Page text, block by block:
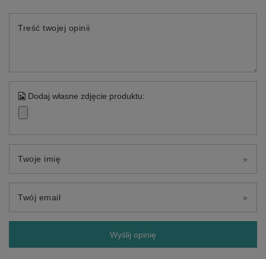
Treść twojej opinii
Dodaj własne zdjęcie produktu:
Twoje imię
Twój email
Wyślij opinię